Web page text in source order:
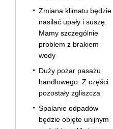
Zmiana klimatu będzie
nasilać upały i suszę.
Mamy szczególnie
problem z brakiem
wody
Duży pożar pasażu
handlowego. Z części
pozostały zgliszcza
Spalanie odpadów
będzie objęte unijnym